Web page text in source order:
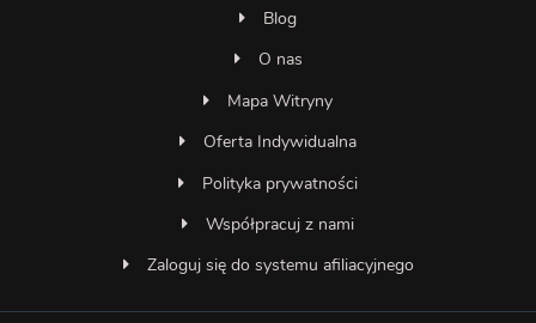
Blog
O nas
Mapa Witryny
Oferta Indywidualna
Polityka prywatności
Współpracuj z nami
Zaloguj się do systemu afiliacyjnego